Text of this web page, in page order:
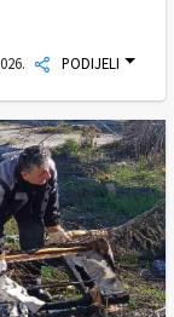
PODIJELI